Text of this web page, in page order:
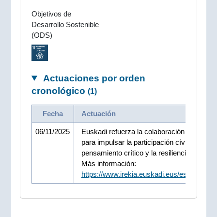
Objetivos de
Desarrollo Sostenible
(ODS)
Actuaciones por orden
cronológico (1)
Fecha Actuación
06/11/2025
Euskadi refuerza la colaboración con
para impulsar la participación cívica, el
pensamiento crítico y la resiliencia
Más información:
https://www.irekia.euskadi.eus/es/news/